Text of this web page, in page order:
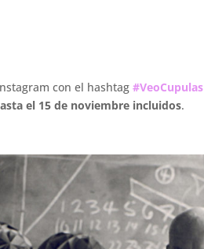
con el hashtag#VeoCupulas
el 15 de noviembre incluidos.